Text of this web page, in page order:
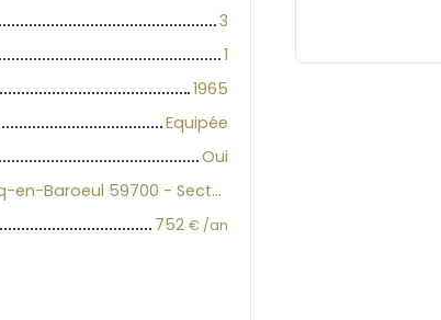
3
1
1965
Equipée
Oui
Marcq-en-Baroeul 59700 - Secteur Marcq-Wasquehal-Mouvaux
752 € /an